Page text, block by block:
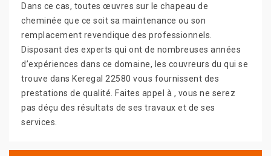
Dans ce cas, toutes œuvres sur le chapeau de
cheminée que ce soit sa maintenance ou son
remplacement revendique des professionnels.
Disposant des experts qui ont de nombreuses années
d’expériences dans ce domaine, les couvreurs du qui se
trouve dans Keregal 22580 vous fournissent des
prestations de qualité. Faites appel à , vous ne serez
pas déçu des résultats de ses travaux et de ses
services.